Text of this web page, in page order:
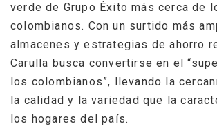
verde de Grupo Éxito más cerca de
colombianos. Con un surtido más
almacenes y estrategias de ahorro
Carulla busca convertirse en el
los colombianos”, llevando la
la calidad y la variedad que la
los hogares del país.